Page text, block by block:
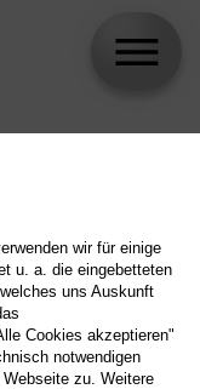
wir für einige
u. a. die eingebetteten
uns Auskunft
Cookies akzeptieren"
notwendigen
zu. Weitere